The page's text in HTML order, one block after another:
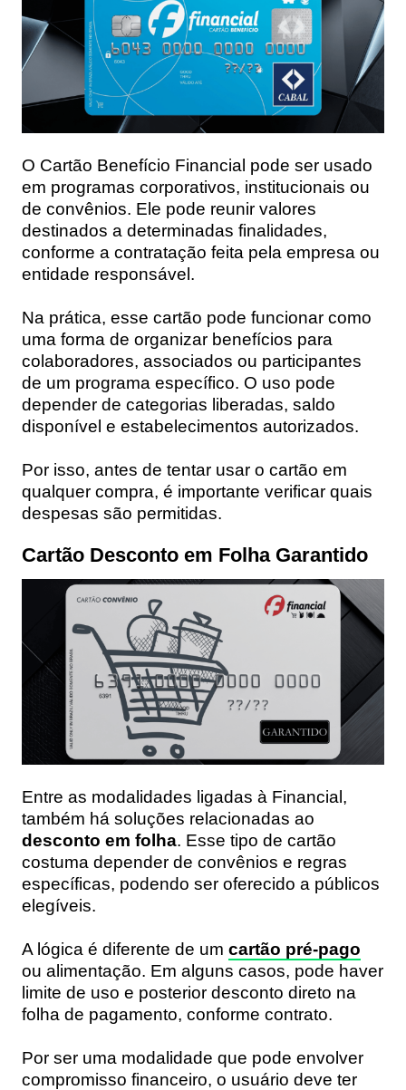
O Cartão Benefício Financial pode ser usado
em programas corporativos, institucionais ou
de convênios. Ele pode reunir valores
destinados a determinadas finalidades,
conforme a contratação feita pela empresa ou
entidade responsável.
Na prática, esse cartão pode funcionar como
uma forma de organizar benefícios para
colaboradores, associados ou participantes
de um programa específico. O uso pode
depender de categorias liberadas, saldo
disponível e estabelecimentos autorizados.
Por isso, antes de tentar usar o cartão em
qualquer compra, é importante verificar quais
despesas são permitidas.
Cartão Desconto em Folha Garantido
Entre as modalidades ligadas à Financial,
também há soluções relacionadas ao
desconto em folha. Esse tipo de cartão
costuma depender de convênios e regras
específicas, podendo ser oferecido a públicos
elegíveis.
A lógica é diferente de um cartão pré-pago
ou alimentação. Em alguns casos, pode haver
limite de uso e posterior desconto direto na
folha de pagamento, conforme contrato.
Por ser uma modalidade que pode envolver
compromisso financeiro, o usuário deve ter